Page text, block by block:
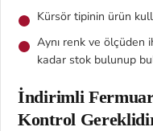
Kürsör tipinin ürün
Aynı renk ve ölçüden
kadar stok bulunup
İndirimli
Kontrol